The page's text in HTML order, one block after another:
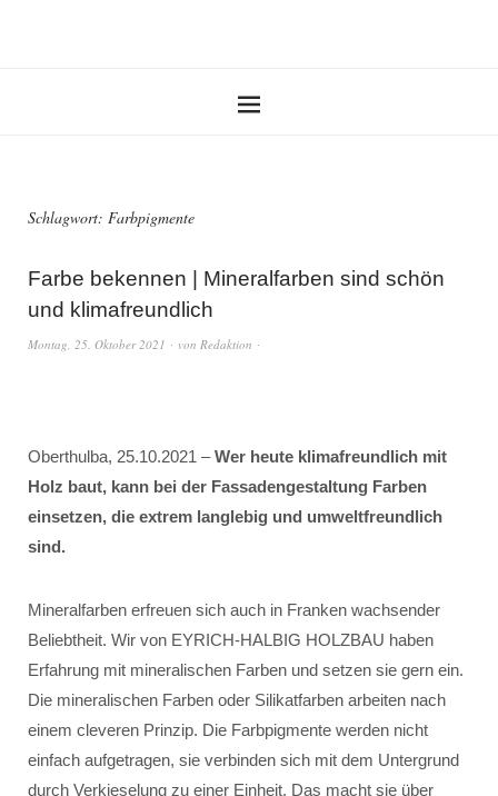
Schlagwort: Farbpigmente
Farbe bekennen | Mineralfarben sind schön
und klimafreundlich
Montag, 25. Oktober 2021 von Redaktion
Oberthulba, 25.10.2021 –Wer heute klimafreundlich mit
Holz baut, kann bei der Fassadengestaltung Farben
einsetzen, die extrem langlebig und umweltfreundlich
sind.
Mineralfarben erfreuen sich auch in Franken wachsender
Beliebtheit. Wir von EYRICH-HALBIG HOLZBAU haben
Erfahrung mit mineralischen Farben und setzen sie gern ein.
Die mineralischen Farben oder Silikatfarben arbeiten nach
einem cleveren Prinzip. Die Farbpigmente werden nicht
einfach aufgetragen, sie verbinden sich mit dem Untergrund
durch Verkieselung zu einer Einheit. Das macht sie über